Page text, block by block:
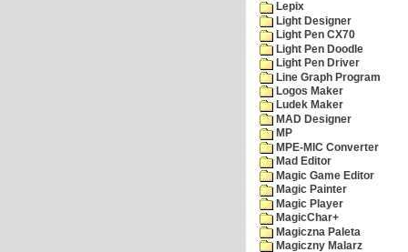
Lepix
Light Designer
Light Pen CX70
Light Pen Doodle
Light Pen Driver
Line Graph Program
Logos Maker
Ludek Maker
MAD Designer
MP
MPE-MIC Converter
Mad Editor
Magic Game Editor
Magic Painter
Magic Player
MagicChar+
Magiczna Paleta
Magiczny Malarz